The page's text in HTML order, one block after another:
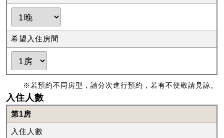
希望入住房間
※若預約不同房型，請分次進行預約，若有不便敬請見諒。
入住人數
第1房
入住人數